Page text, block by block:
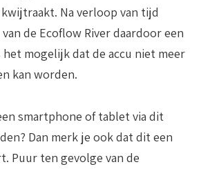
Na verloop van tijd
de Ecoflow River daardoor een
mogelijk dat de accu niet meer
kan worden.
smartphone of tablet via dit
Dan merk je ook dat dit een
Puur ten gevolge van de